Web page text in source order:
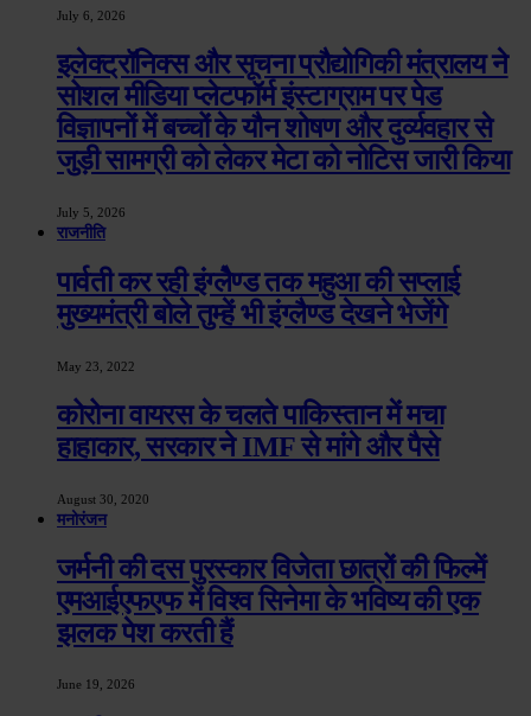
July 6, 2026
इलेक्ट्रॉनिक्स और सूचना प्रौद्योगिकी मंत्रालय ने
सोशल मीडिया प्लेटफॉर्म इंस्टाग्राम पर पेड
विज्ञापनों में बच्चों के यौन शोषण और दुर्व्यवहार से
जुड़ी सामग्री को लेकर मेटा को नोटिस जारी किया
July 5, 2026
राजनीति
पार्वती कर रही इंग्लेैण्ड तक महुआ की सप्लाई
मुख्यमंत्री बोले तुम्हें भी इंग्लैण्ड देखने भेजेंगे
May 23, 2022
कोरोना वायरस के चलते पाकिस्तान में मचा
हाहाकार, सरकार ने IMF से मांगे और पैसे
August 30, 2020
मनोरंजन
जर्मनी की दस पुरस्कार विजेता छात्रों की फिल्में
एमआईएफएफ में विश्व सिनेमा के भविष्य की एक
झलक पेश करती हैं
June 19, 2026